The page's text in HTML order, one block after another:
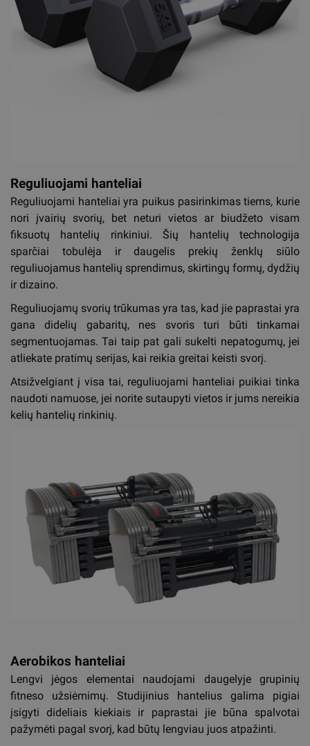
Reguliuojami hanteliai
Reguliuojami hanteliai yra puikus pasirinkimas tiems, kurie
nori įvairių svorių, bet neturi vietos ar biudžeto visam
fiksuotų hantelių rinkiniui. Šių hantelių technologija
sparčiai tobulėja ir daugelis prekių ženklų siūlo
reguliuojamus hantelių sprendimus, skirtingų formų, dydžių
ir dizaino.
Reguliuojamų svorių trūkumas yra tas, kad jie paprastai yra
gana didelių gabaritų, nes svoris turi būti tinkamai
segmentuojamas. Tai taip pat gali sukelti nepatogumų, jei
atliekate pratimų serijas, kai reikia greitai keisti svorį.
Atsižvelgiant į visa tai, reguliuojami hanteliai puikiai tinka
naudoti namuose, jei norite sutaupyti vietos ir jums nereikia
kelių hantelių rinkinių.
Aerobikos hanteliai
Lengvi jėgos elementai naudojami daugelyje grupinių
fitneso užsiėmimų. Studijinius hantelius galima pigiai
įsigyti dideliais kiekiais ir paprastai jie būna spalvotai
pažymėti pagal svorį, kad būtų lengviau juos atpažinti.